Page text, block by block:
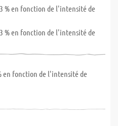
% en fonction de l'intensité de
% en fonction de l'intensité de
en fonction de l'intensité de